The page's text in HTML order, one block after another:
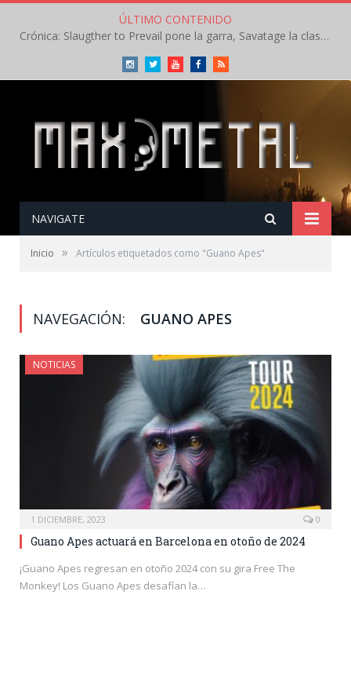
ÚLTIMO CONTENIDO
Crónica: Slaugther to Prevail pone la garra, Savatage la clase en la apertura del Leyendas del Rock – Miércoles – Agosto 2026
InstagramTwitterYoutubeFacebookRSS
NAVIGATE
Inicio » Artículos etiquetados como "Guano Apes"
NAVEGACIÓN: GUANO APES
NOTICIAS
1 DICIEMBRE, 2023 0
Guano Apes actuará en Barcelona en otoño de 2024
¡Guano Apes regresan en otoño 2024 con su gira Free The
Monkey! Los Guano Apes desafían la…